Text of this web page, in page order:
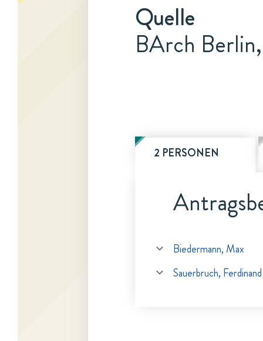
Quelle
BArch
2 PERSONEN
Biedermann, Max
Sauerbruch, Ferdinand